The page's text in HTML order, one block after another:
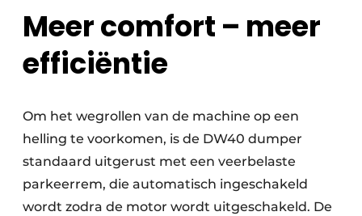
Meer comfort – meer
efficiëntie
Om het wegrollen van de machine op een
helling te voorkomen, is de DW40 dumper
standaard uitgerust met een veerbelaste
parkeerrem, die automatisch ingeschakeld
wordt zodra de motor wordt uitgeschakeld. De